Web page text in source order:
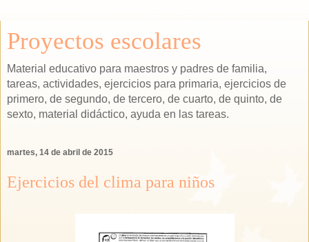
Proyectos escolares
Material educativo para maestros y padres de familia,
tareas, actividades, ejercicios para primaria, ejercicios de
primero, de segundo, de tercero, de cuarto, de quinto, de
sexto, material didáctico, ayuda en las tareas.
martes, 14 de abril de 2015
Ejercicios del clima para niños